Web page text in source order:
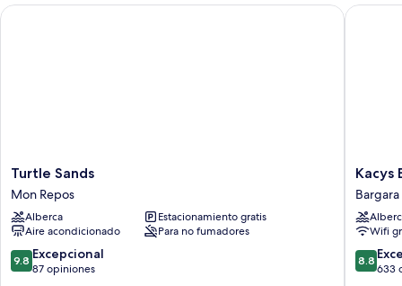
Turtle
Sands
Mon
Repos
Turtle Sands
Mon Repos
Alberca
Estacionamiento gratis
Aire acondicionado
Para no fumadores
9.8
de
9.8 Excepcional
87 opiniones
Turtle Sands
Kacys
Bargara
Beach
Motel
Bargara
Kacys
Bargara
Wifi
8.8
de
8.8
633
Kacys